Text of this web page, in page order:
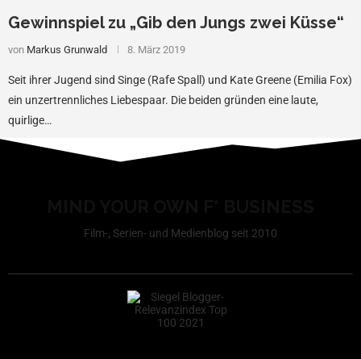
Gewinnspiel zu „Gib den Jungs zwei Küsse“
von Markus Grunwald 8. März 2019
Seit ihrer Jugend sind Singe (Rafe Spall) und Kate Greene (Emilia Fox)
ein unzertrennliches Liebespaar. Die beiden gründen eine laute,
quirlige…
Film-, Serien- und Medienblog seit 2010